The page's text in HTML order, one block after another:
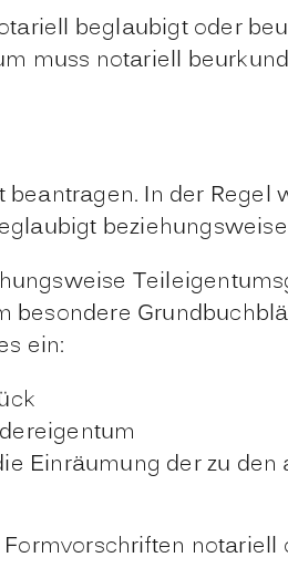
beglaubigt oder
muss notariell
In der
ein:
Einräumung der zu